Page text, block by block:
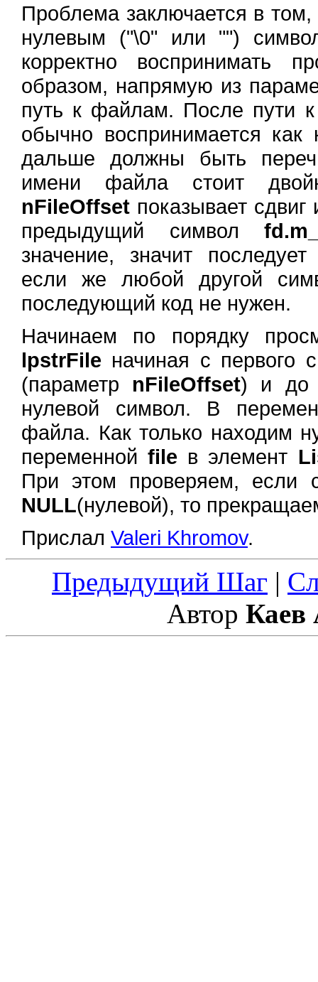
Проблема заключается в
нулевым ("\0" или "")
корректно воспринимать
образом, напрямую из
путь к файлам. После пути
обычно воспринимается
дальше должны быть
имени файла стоит
nFileOffset показывает
предыдущий символ
значение, значит
если же любой другой
последующий код не нужен.
Начинаем по порядку
lpstrFile начиная с первого
(параметр nFileOffset) и до
нулевой символ. В
файла. Как только находим
переменнойfile в элемент
При этом проверяем, если
NULL(нулевой), то
Прислал Valeri Khromov.
Предыдущий Шаг |
Автор Каев